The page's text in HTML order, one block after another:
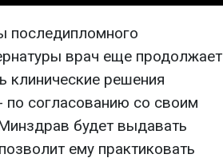
последипломного
врач еще продолжает
клинические решения
по согласованию со своим
будет выдавать
ему практиковать